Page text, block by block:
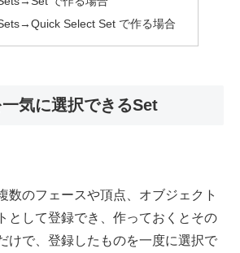
Select Set で作る場合
気に選択できるSet
数のフェースや頂点、オブジェクト
として登録でき、作っておくとその
けで、登録したものを一度に選択で